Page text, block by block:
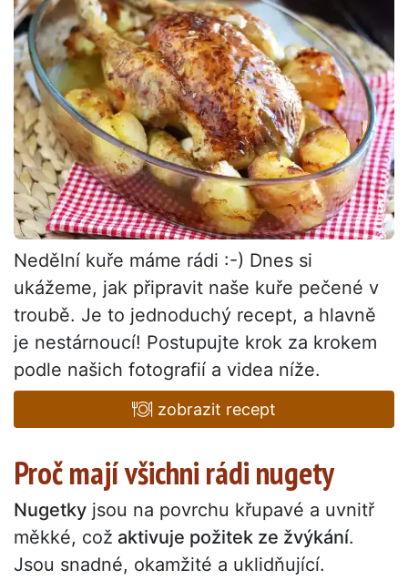
Nedělní kuře máme rádi :-) Dnes si
ukážeme, jak připravit naše kuře pečené v
troubě. Je to jednoduchý recept, a hlavně
je nestárnoucí! Postupujte krok za krokem
podle našich fotografií a videa níže.
zobrazit recept
Proč mají všichni rádi nugety
Nugetky jsou na povrchu křupavé a uvnitř
měkké, což aktivuje požitek ze žvýkání.
Jsou snadné, okamžité a uklidňující.